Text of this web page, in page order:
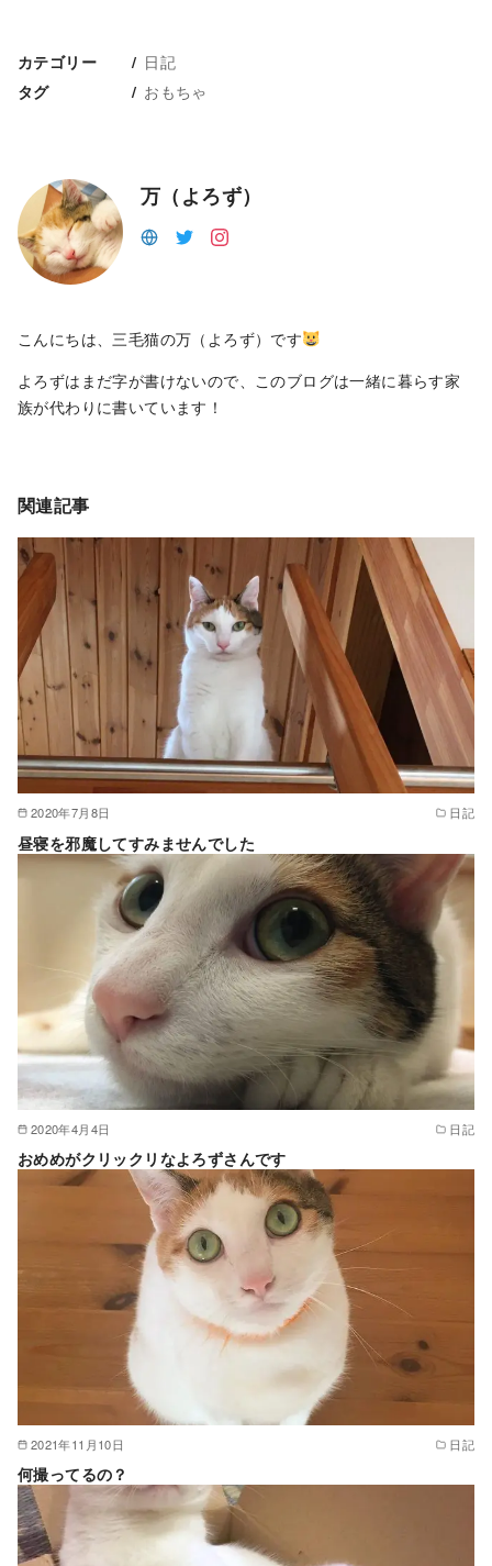
カテゴリー 日記
タグ おもちゃ
万（よろず）
こんにちは、三毛猫の万（よろず）です
よろずはまだ字が書けないので、このブログは一緒に暮らす家
族が代わりに書いています！
関連記事
2020年7月8日 日記
昼寝を邪魔してすみませんでした
2020年4月4日 日記
おめめがクリックリなよろずさんです
2021年11月10日 日記
何撮ってるの？